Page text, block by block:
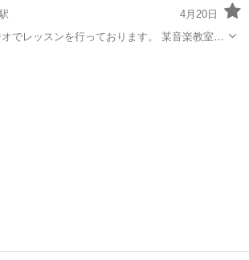
4月20日
でレッスンを行っております。 某音楽教室で